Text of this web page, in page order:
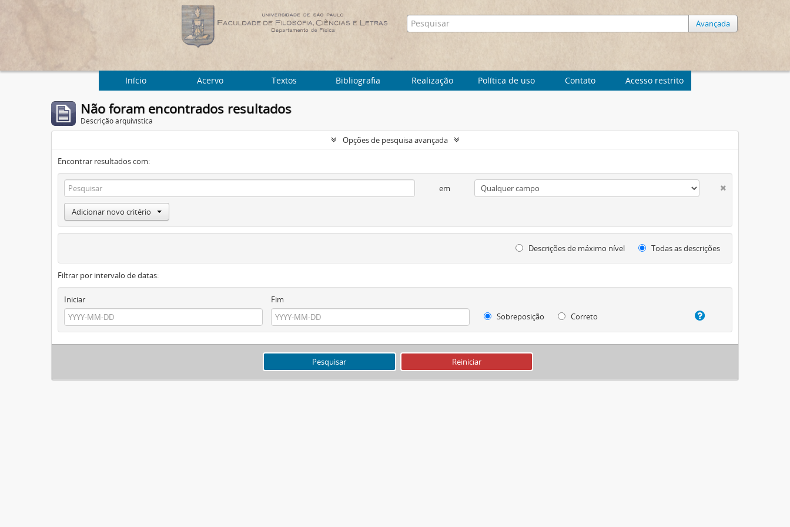
Avançada
Início Acervo Textos Bibliografia Realização Política de uso Contato Acesso restrito
Não foram encontrados resultados
Descrição arquivística
Opções de pesquisa avançada
Encontrar resultados com:
em
Adicionar novo critério
Descrições de máximo nível Todas as descrições
Filtrar por intervalo de datas:
Iniciar
Fim
Sobreposição
Correto